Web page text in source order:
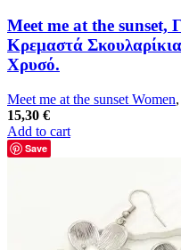
Meet me at the sunset,
Κρεμαστά
Χρυσό.
Meet me at the sunset Women,
15,30 €
Add to cart
Save